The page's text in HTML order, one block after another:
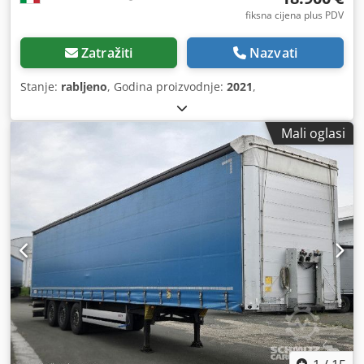
fiksna cijena plus PDV
Zatražiti Nazvati
Stanje: rabljeno, Godina proizvodnje: 2021,
Mali oglasi